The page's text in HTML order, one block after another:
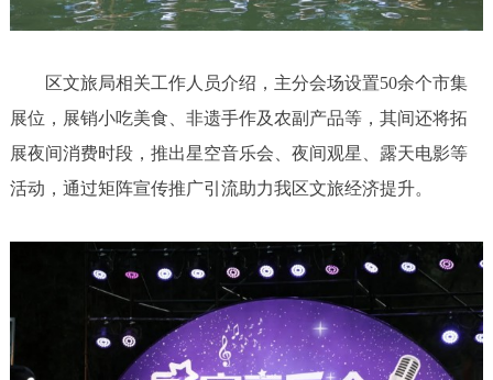
区文旅局相关工作人员介绍，主分会场设置50余个市集
展位，展销小吃美食、非遗手作及农副产品等，其间还将拓
展夜间消费时段，推出星空音乐会、夜间观星、露天电影等
活动，通过矩阵宣传推广引流助力我区文旅经济提升。